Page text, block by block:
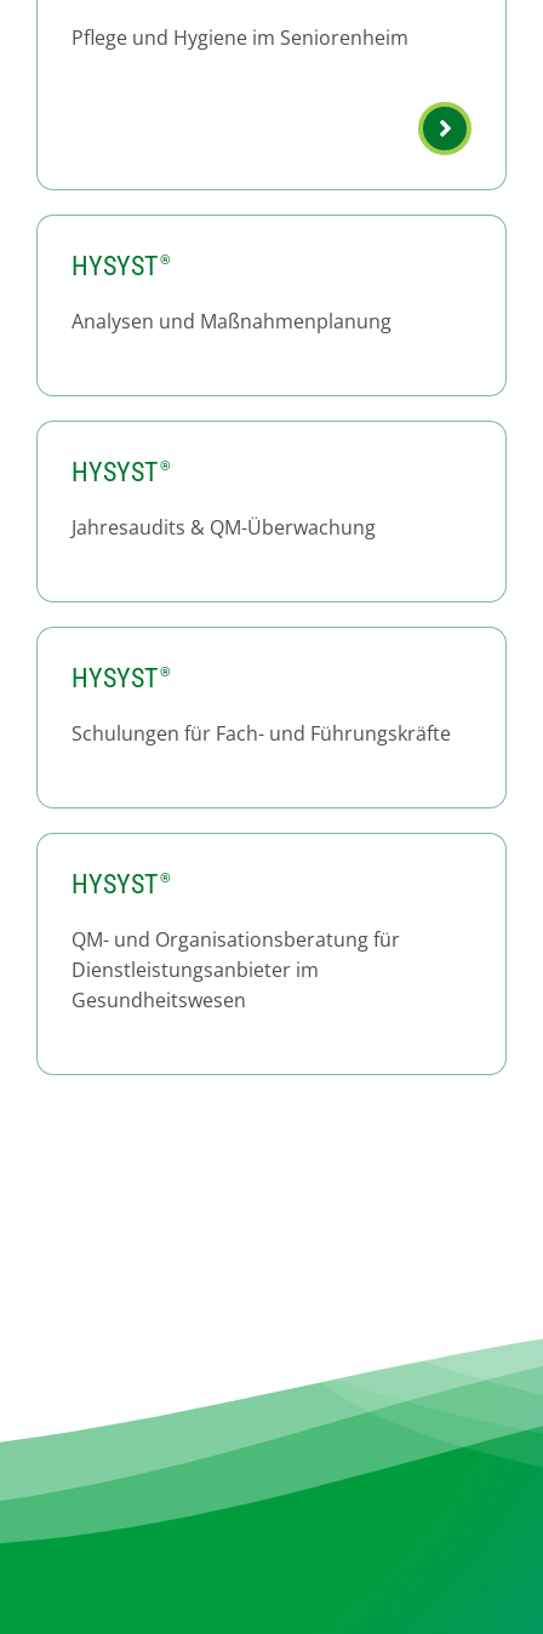
Pflege und Hygiene im Seniorenheim
HYSYST
Analysen und Maßnahmenplanung
HYSYST
Jahresaudits & QM-Überwachung
HYSYST
Schulungen für Fach- und Führungskräfte
HYSYST
QM- und Organisationsberatung für
Dienstleistungsanbieter im
Gesundheitswesen